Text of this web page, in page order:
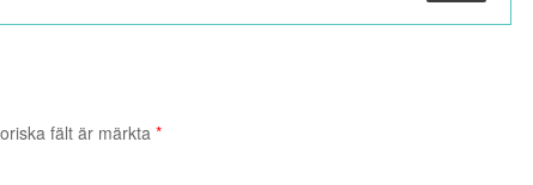
fält är märkta *